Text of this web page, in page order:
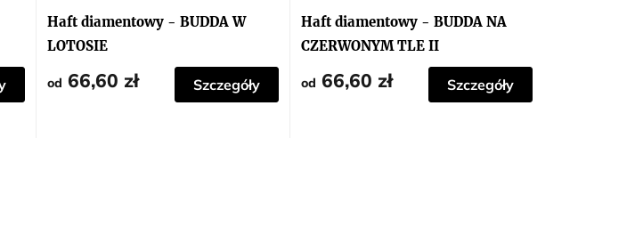
Haft diamentowy - BUDDA W
LOTOSIE
od 66,60 zł Szczegóły
Haft diamentowy - BUDDA NA
CZERWONYM TLE II
od 66,60 zł Szczegóły